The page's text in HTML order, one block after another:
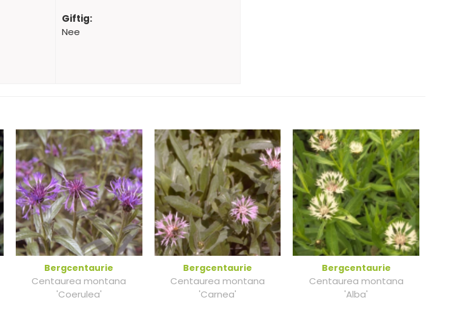
Giftig:
Nee
Bergcentaurie
Centaurea montana
'Coerulea'
Bergcentaurie
Centaurea montana
'Carnea'
Bergcentaurie
Centaurea montana
'Alba'